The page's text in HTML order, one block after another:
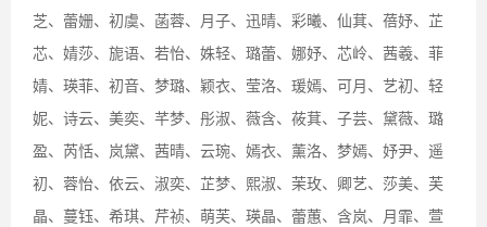
芝、蕾姗、初虞、菡蓉、月子、迅晴、彩曦、仙萁、蓓妤、芷
芯、婧莎、旎语、若怡、姝轻、璐蕾、娜妤、芯岭、茜羲、菲
婧、瑛菲、初音、梦璐、颖衣、莹洛、瑗嫣、可月、艺初、轻
妮、诗云、美奕、芊梦、彤淑、薇含、莜萁、子芸、黛薇、璐
盈、芮恬、岚黛、茜晴、云琬、嫣衣、薰洛、梦嫣、妤尹、遥
初、蓉怡、依云、淑奕、芷梦、熙淑、茉玫、卿艺、莎美、芙
晶、蔓钰、希琪、芹祯、萌芙、瑛晶、蕾蕙、含岚、月霏、萱